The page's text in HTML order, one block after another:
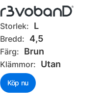
Storlek: L
Bredd: 4,5
Färg: Brun
Klämmor: Utan
Köp nu